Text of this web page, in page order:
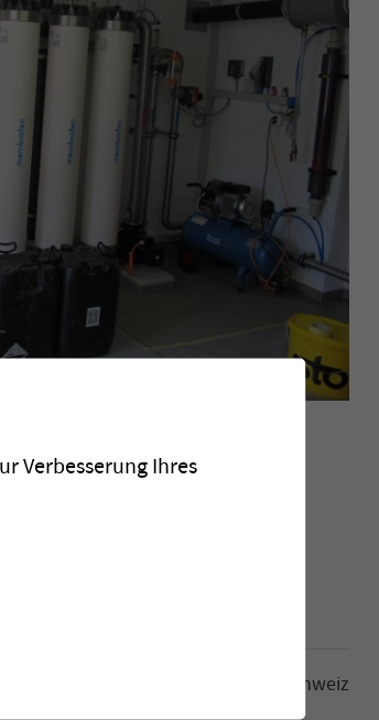
zwei Karstquellen.
Gemeinde Soubey (JU), Schweiz
Verbesserung Ihres